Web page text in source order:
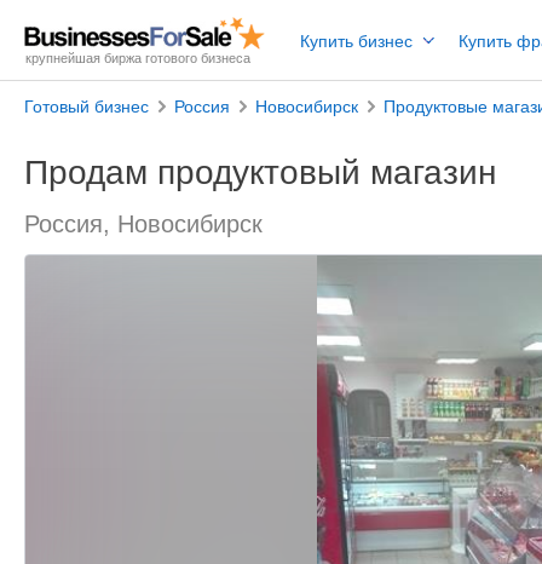
крупнейшая биржа готового бизнеса
Купить бизнес Купить
Готовый бизнес Россия Новосибирск Продуктовые
Продам продуктовый магазин
Россия, Новосибирск